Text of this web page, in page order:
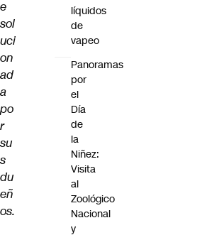
e
sol
uci
on
ad
a
po
r
su
s
du
eñ
os.
líquidos
de
vapeo
Panoramas
por
el
Día
de
la
Niñez:
Visita
al
Zoológico
Nacional
y